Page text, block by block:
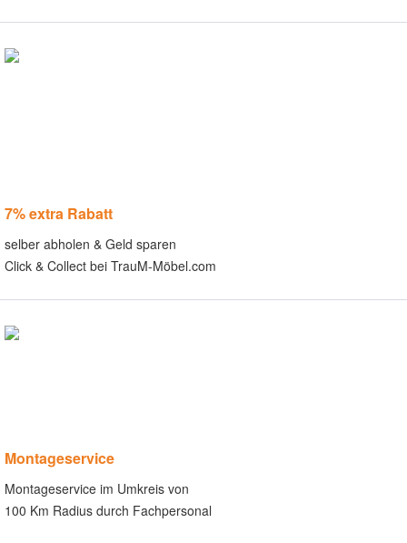
7% extra Rabatt
selber abholen & Geld sparen
Click & Collect bei TrauM-Möbel.com
Montageservice
Montageservice im Umkreis von
100 Km Radius durch Fachpersonal